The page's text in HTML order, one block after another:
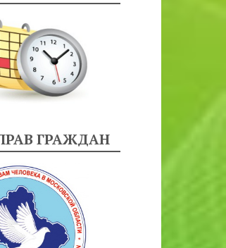
ГРАЖДАН